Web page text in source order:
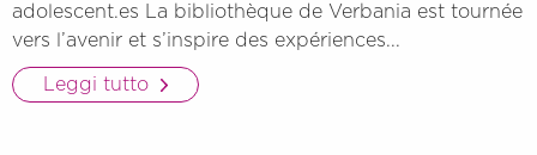
adolescent.es La bibliothèque de Verbania est tournée
vers l’avenir et s’inspire des expériences...
Leggi tutto